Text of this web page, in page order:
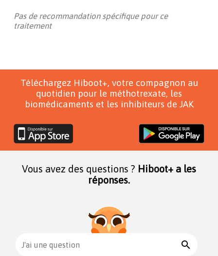
Pas de recommandation spécifique pour ce
traitement
Téléchargez Hiboot+, votre compagnon au
quotidien pour le méthotrexate, les
biomédicaments et les inhibiteurs de JAK
Vous avez des questions ? Hiboot+ a les
réponses.
J'ai une question search